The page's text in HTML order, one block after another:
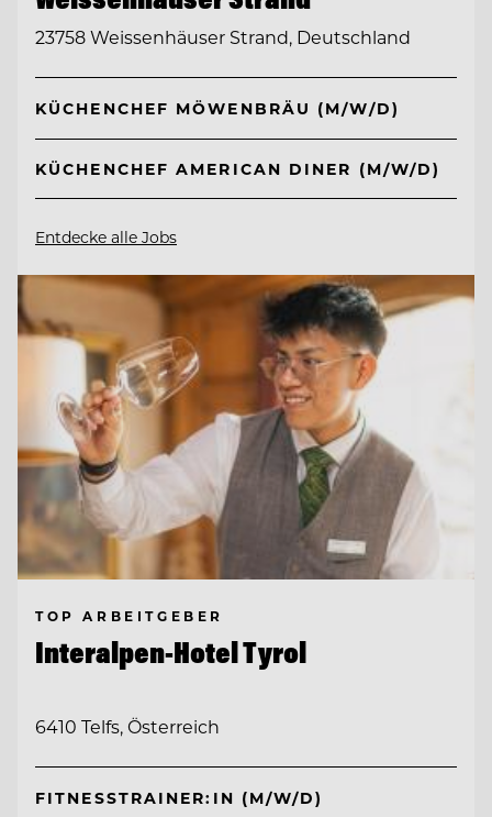
23758 Weissenhäuser Strand, Deutschland
KÜCHENCHEF MÖWENBRÄU (M/W/D)
KÜCHENCHEF AMERICAN DINER (M/W/D)
Entdecke alle Jobs
TOP ARBEITGEBER
Interalpen-Hotel Tyrol
6410 Telfs, Österreich
FITNESSTRAINER:IN (M/W/D)